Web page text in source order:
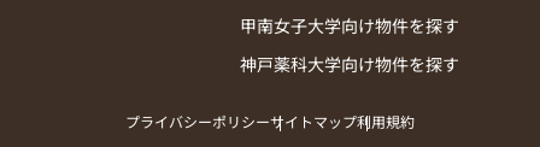
甲南女子大学向け物件を探す
神戸薬科大学向け物件を探す
プライバシーポリシーサイトマップ利用規約